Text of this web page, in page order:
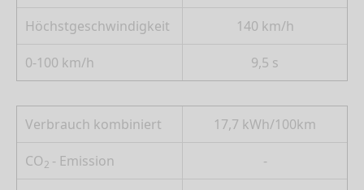
Höchstgeschwindigkeit 140 km/h
0-100 km/h 9,5 s
Verbrauch kombiniert 17,7 kWh/100km
CO2 - Emission -